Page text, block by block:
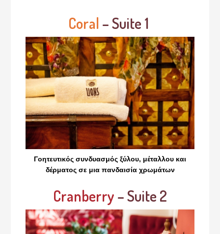
Coral – Suite 1
Γοητευτικός συνδυασμός ξύλου, μέταλλου και
δέρματος σε μια πανδαισία χρωμάτων
Cranberry – Suite 2